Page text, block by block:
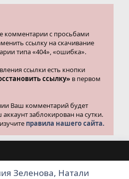
комментарии с просьбами
ссылку на скачивание
типа «404», «ошибка».
ссылки есть кнопки
ссылку» в первом
Ваш комментарий будет
заблокирован на сутки.
правила нашего сайта.
Зеленова, Натали